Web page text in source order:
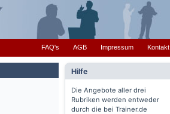
FAQ's AGB Impressum Kontakt
Hilfe
Die Angebote aller drei
Rubriken werden entweder
durch die bei Trainer.de